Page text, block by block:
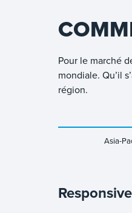
Pour le marché
mondiale. Qu’il
région.
Asia-